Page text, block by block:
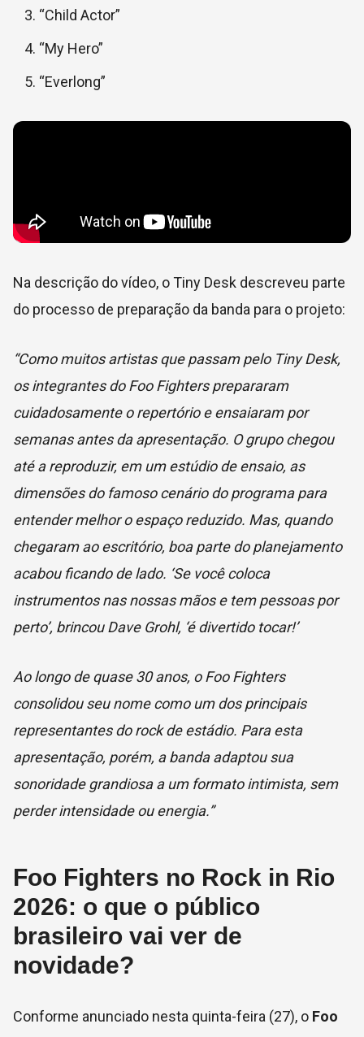
“Child Actor”
“My Hero”
“Everlong”
Na descrição do vídeo, o Tiny Desk descreveu parte
do processo de preparação da banda para o projeto:
“Como muitos artistas que passam pelo Tiny Desk,
os integrantes doFoo Fightersprepararam
cuidadosamente o repertório e ensaiaram por
semanas antes da apresentação. O grupo chegou
até a reproduzir, em um estúdio de ensaio, as
dimensões do famoso cenário do programa para
entender melhor o espaço reduzido. Mas, quando
chegaram ao escritório, boa parte do planejamento
acabou ficando de lado. ‘Se você coloca
instrumentos nas nossas mãos e tem pessoas por
perto’, brincouDave Grohl, ‘é divertido tocar!’
Ao longo de quase 30 anos, o Foo Fighters
consolidou seu nome como um dos principais
representantes do rock de estádio. Para esta
apresentação, porém, a banda adaptou sua
sonoridade grandiosa a um formato intimista, sem
perder intensidade ou energia.”
Foo Fighters no Rock in Rio
2026: o que o público
brasileiro vai ver de
novidade?
Conforme anunciado nesta quinta-feira (27), o Foo